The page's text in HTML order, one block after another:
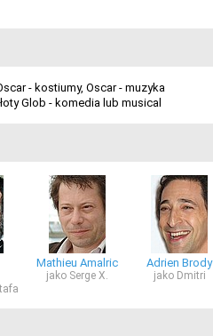
- kostiumy, Oscar - muzyka
Glob - komedia lub musical
Mathieu Amalric
jako Serge X.
Adrien Brody
jako Dmitri